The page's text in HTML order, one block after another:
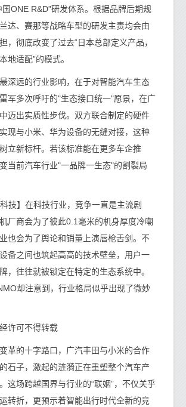
国ONE R&D”研发体系。根据品牌后期规
达、赛那等战略车型的研发主责均会由
，彻底改变了过去“日本总部定义产品，
地适配”的模式。
远的行业影响，在于对智能汽车生态
军多次呼吁的"生态接口统一"愿景，在广
迈出实质性步伐。双方联合制定的硬件
现与小米、华为设备的无缝对接，这种
立新标杆。若该标准能在更多车企推
当前汽车行业"一品牌一生态"的割裂局
】在科技行业，竞争一直是主流剧
厂商会为了彼此0.1毫米的机身厚度冷嘲
也会为了舆论和销量上演唇枪舌剑。不
备之间也筑起高高的技术壁垒，用户一
，往往就被锁定在特定的生态系统中。
却注意到，行业格局似乎出现了微妙
许可不得转载
的十字路口，广汽丰田与小米的合作
石子，激起的涟漪正在重塑整个汽车产
这场跨越国界与行业的“联姻”，不仅关乎
转折，更预示着智能出行时代全新的竞